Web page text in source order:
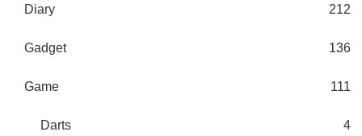
Diary 212
Gadget 136
Game 111
Darts 4